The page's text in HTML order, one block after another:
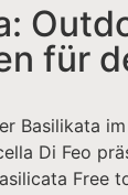
für
Basilikata
Di Feo
Free